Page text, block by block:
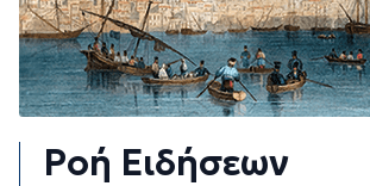
Ροή Ειδήσεων